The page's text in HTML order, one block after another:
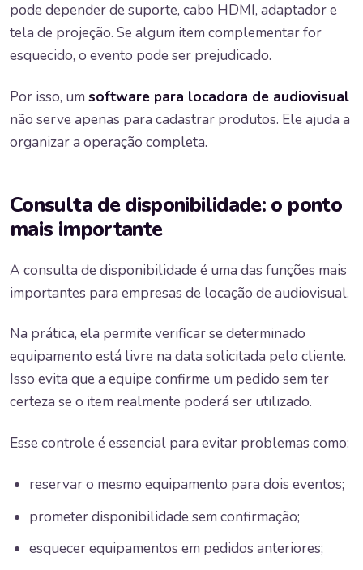
pode depender de suporte, cabo HDMI, adaptador e
tela de projeção. Se algum item complementar for
esquecido, o evento pode ser prejudicado.
Por isso, um software para locadora de audiovisual
não serve apenas para cadastrar produtos. Ele ajuda a
organizar a operação completa.
Consulta de disponibilidade: o ponto
mais importante
A consulta de disponibilidade é uma das funções mais
importantes para empresas de locação de audiovisual.
Na prática, ela permite verificar se determinado
equipamento está livre na data solicitada pelo cliente.
Isso evita que a equipe confirme um pedido sem ter
certeza se o item realmente poderá ser utilizado.
Esse controle é essencial para evitar problemas como:
reservar o mesmo equipamento para dois eventos;
prometer disponibilidade sem confirmação;
esquecer equipamentos em pedidos anteriores;